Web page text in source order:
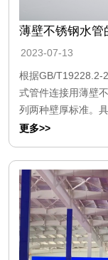
薄壁不锈钢水管
2023-07-13
根据GB/T19228.2-
式管件连接用薄壁
列两种壁厚标准。
更多>>